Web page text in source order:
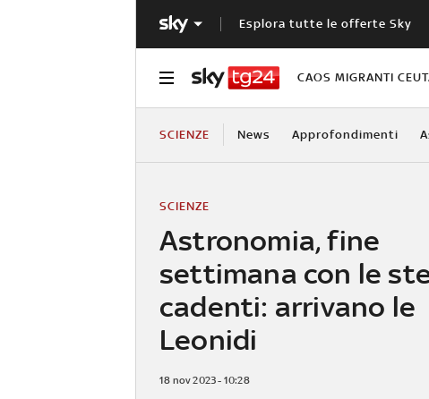
Esplora tutte le offerte Sky
CAOS MIGRANTI
SCIENZE News Approfondimenti
Astronomia, fine
settimana con le
cadenti: arrivano le
Leonidi
SCIENZE
18 nov 2023 - 10:28